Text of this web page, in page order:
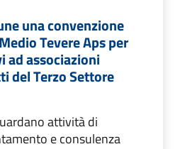
una convenzione
Tevere Aps per
associazioni
del Terzo Settore
attività di
e consulenza